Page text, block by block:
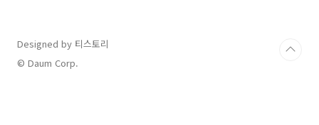
Designed by 티스토리
© Daum Corp.